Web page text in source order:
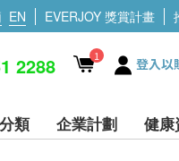
EN EVERJOY 獎賞計畫
2288 1 登入以
類 企業計劃 健康